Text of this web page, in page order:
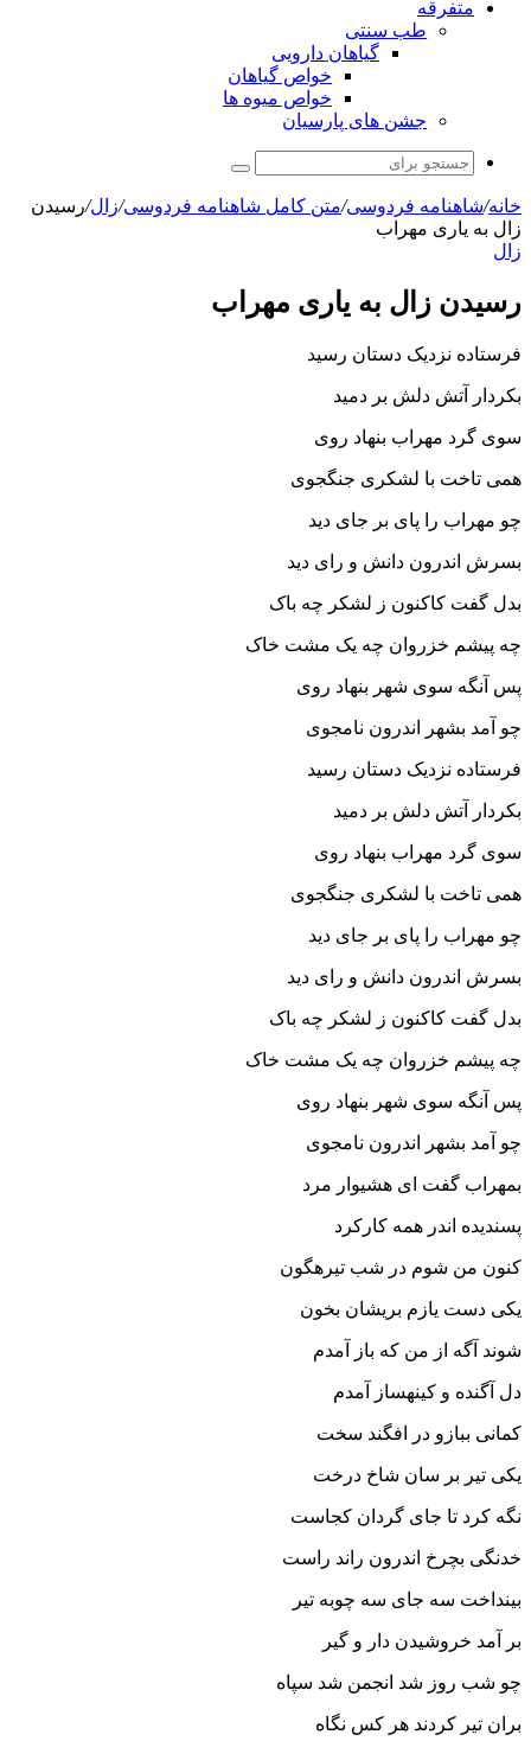
متفرقه
طب سنتی
گیاهان دارویی
خواص گیاهان
خواص میوه ها
جشن های پارسیان
جستجو
برای
خانه/شاهنامه فردوسی/متن کامل شاهنامه فردوسی/زال/رسیدن
زال به یارى مهراب‏
زال
رسیدن زال به یارى مهراب‏
فرستاده نزدیک دستان رسید
بکردار آتش دلش بر دمید
سوى گرد مهراب بنهاد روى
همى تاخت با لشکرى جنگجوى‏
چو مهراب را پاى بر جاى دید
بسرش اندرون دانش و راى دید
بدل گفت کاکنون ز لشکر چه باک
چه پیشم خزروان چه یک مشت خاک‏
پس آنگه سوى شهر بنهاد روى
چو آمد بشهر اندرون نامجوى‏
فرستاده نزدیک دستان رسید
بکردار آتش دلش بر دمید
سوى گرد مهراب بنهاد روى
همى تاخت با لشکرى جنگجوى‏
چو مهراب را پاى بر جاى دید
بسرش اندرون دانش و راى دید
بدل گفت کاکنون ز لشکر چه باک
چه پیشم خزروان چه یک مشت خاک‏
پس آنگه سوى شهر بنهاد روى
چو آمد بشهر اندرون نامجوى‏
بمهراب گفت اى هشیوار مرد
پسندیده اندر همه کارکرد
کنون من شوم در شب تیره‏گون
یکى دست یازم بریشان بخون‏
شوند آگه از من که باز آمدم
دل آگنده و کینه‏ساز آمدم‏
کمانى ببازو در افگند سخت
یکى تیر بر سان شاخ درخت‏
نگه کرد تا جاى گردان کجاست
خدنگى بچرخ اندرون راند راست‏
بینداخت سه جاى سه چوبه تیر
بر آمد خروشیدن دار و گیر
چو شب روز شد انجمن شد سپاه
بران تیر کردند هر کس نگاه‏